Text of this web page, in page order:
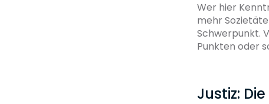
Wer hier
mehr
Schwerpunkt.
Punkten oder
Justiz: